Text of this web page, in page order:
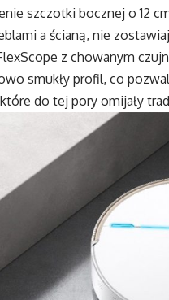
szczotki bocznej o 12
a ścianą, nie
z chowanym
smukły profil, co
do tej pory omijały